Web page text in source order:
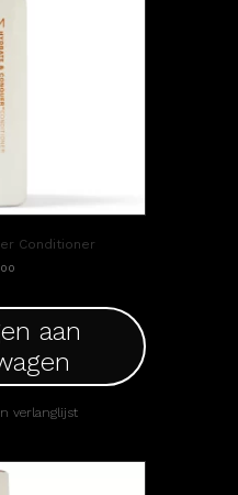
Conditioner
aan
verlanglijst